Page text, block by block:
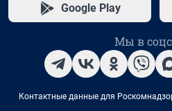
Google Play
Мы в
Контактные данные для